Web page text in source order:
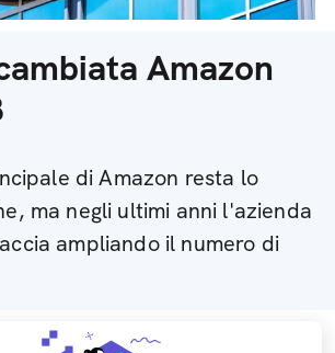
Amazon
di Amazon resta lo
ma negli ultimi anni l'azienda
ampliando il numero di